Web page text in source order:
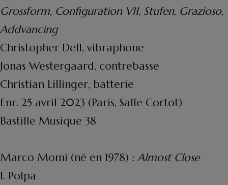
Grossform, Configuration VII, Stufen, Grazioso,
Addvancing
Christopher Dell, vibraphone
Jonas Westergaard, contrebasse
Christian Lillinger, batterie
Enr. 25 avril 2023 (Paris, Salle Cortot)
Bastille Musique 38
Marco Momi (né en 1978) : Almost Close
1. Polpa